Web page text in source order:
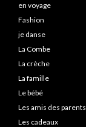
en voyage
Fashion
je danse
La Combe
La crèche
La famille
Le bébé
Les amis des parents
Les cadeaux